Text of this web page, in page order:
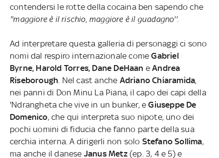
contendersi le rotte della cocaina ben sapendo che
''maggiore è il rischio, maggiore è il guadagno''.
Ad interpretare questa galleria di personaggi ci sono
nomi dal respiro internazionale comeGabriel
Byrne, Harold Torres, Dane DeHaan e Andrea
Riseborough . Nel cast anche Adriano Chiaramida,
nei panni di Don Minu La Piana, il capo dei capi della
'Ndrangheta che vive in un bunker, eGiuseppe De
Domenico, che qui interpreta suo nipote, uno dei
pochi uomini di fiducia che fanno parte della sua
cerchia interna.A dirigerli non solo Stefano Sollima,
ma anche il danese Janus Metz(ep. 3, 4 e 5) e